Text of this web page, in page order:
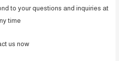
to your questions and inquiries at
time.
contact us now